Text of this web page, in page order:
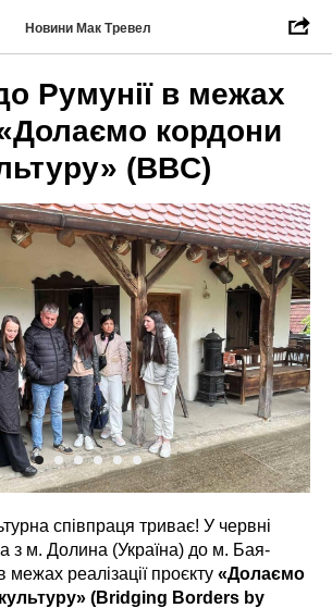
Новини Мак Тревел
Румунії в межах
кордони
(BBC)
співпраця триває! У червні
з м. Долина (Україна) до м. Бая-
межах реалізації проєкту «Долаємо
(Bridging Borders by